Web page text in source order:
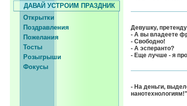
ДАВАЙ УСТРОИМ ПРАЗДНИК
Открытки
Поздравления
Пожелания
Тосты
Розыгрыши
Фокусы
Девушку,
- А вы владеете
- Свободно!
- А эсперанто?
- Еще лучше - я
- На деньги,
нанотехнологиям!"